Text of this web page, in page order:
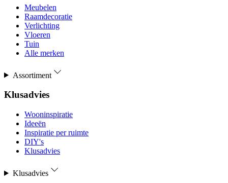
Meubelen
Raamdecoratie
Verlichting
Vloeren
Tuin
Alle merken
Assortiment
Klusadvies
Wooninspiratie
Ideeën
Inspiratie per ruimte
DIY's
Klusadvies
Klusadvies